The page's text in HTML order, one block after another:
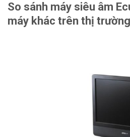
So sánh máy siêu âm
máy khác trên thị trường